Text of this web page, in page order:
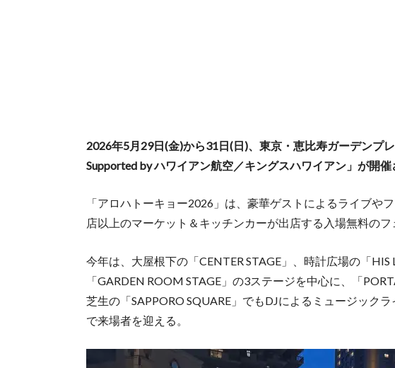
2026年5月29日(金)から31日(日)、東京・恵比寿ガーデンプ
Supported by ハワイアン航空／キングスハワイアン」が開催
「アロハトーキョー2026」は、豪華ゲストによるライブや
店以上のマーケット＆キッチンカーが出店する入場無料のフ
今年は、大屋根下の「CENTER STAGE」、時計広場の「HIS
「GARDEN ROOM STAGE」の3ステージを中心に、「
芝生の「SAPPORO SQUARE」でもDJによるミュージック
で来場者を迎える。